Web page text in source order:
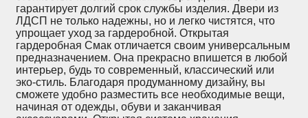
гарантирует долгий срок службы изделия. Двери из
ЛДСП не только надежны, но и легко чистятся, что
упрощает уход за гардеробной. Открытая
гардеробная Смак отличается своим универсальным
предназначением. Она прекрасно впишется в любой
интерьер, будь то современный, классический или
эко-стиль. Благодаря продуманному дизайну, вы
сможете удобно разместить все необходимые вещи,
начиная от одежды, обуви и заканчивая